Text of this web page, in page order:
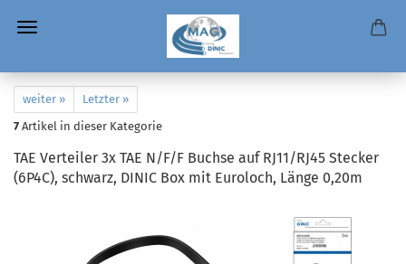
weiter »
Letzter »
7 Artikel in dieser Kategorie
TAE Verteiler 3x TAE N/F/F Buchse auf RJ11/RJ45 Stecker
(6P4C), schwarz, DINIC Box mit Euroloch, Länge 0,20m